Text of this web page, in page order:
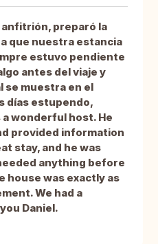
anfitrión, preparó la
que nuestra estancia
estuvo pendiente
antes del viaje y
se muestra en el
días estupendo,
a wonderful host. He
provided information
stay, and he was
anything before
house was exactly as
We had a
Daniel.